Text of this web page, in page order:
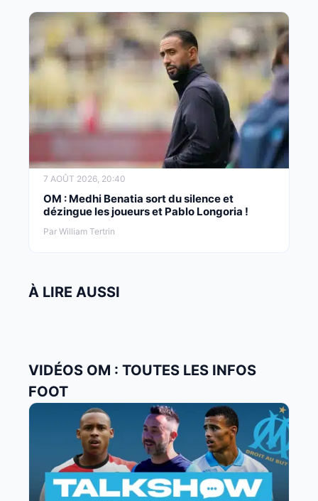
7 AOÛT 2026, 20:40
OM : Medhi Benatia sort du silence et
dézingue les joueurs et Pablo Longoria !
Par William Tertrin
À LIRE AUSSI
VIDÉOS OM : TOUTES LES INFOS
FOOT